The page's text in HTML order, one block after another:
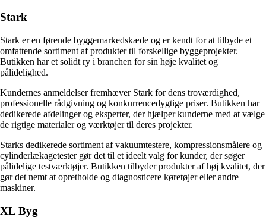
Stark
Stark er en førende byggemarkedskæde og er kendt for at tilbyde et
omfattende sortiment af produkter til forskellige byggeprojekter.
Butikken har et solidt ry i branchen for sin høje kvalitet og
pålidelighed.
Kundernes anmeldelser fremhæver Stark for dens troværdighed,
professionelle rådgivning og konkurrencedygtige priser. Butikken har
dedikerede afdelinger og eksperter, der hjælper kunderne med at vælge
de rigtige materialer og værktøjer til deres projekter.
Starks dedikerede sortiment af vakuumtestere, kompressionsmålere og
cylinderlækagetester gør det til et ideelt valg for kunder, der søger
pålidelige testværktøjer. Butikken tilbyder produkter af høj kvalitet, der
gør det nemt at opretholde og diagnosticere køretøjer eller andre
maskiner.
XL Byg